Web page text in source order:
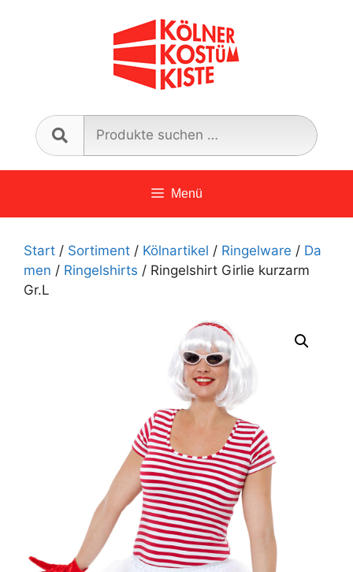
nach:
Menü
Start / Sortiment / Kölnartikel / Ringelware / Da
men / Ringelshirts / Ringelshirt Girlie kurzarm
Gr.L